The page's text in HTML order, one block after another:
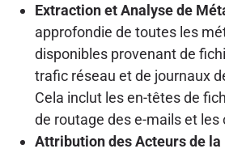
Extraction et Analyse de
approfondie de toutes les
disponibles provenant de
trafic réseau et de journaux
Cela inclut les en-têtes de
de routage des e-mails et les
Attribution des Acteurs de la